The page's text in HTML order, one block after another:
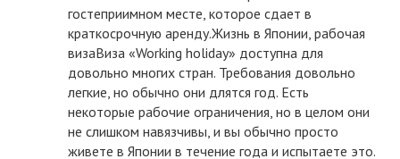
гостеприимном месте, которое сдает в
краткосрочную аренду.Жизнь в Японии, рабочая
визаВиза «Working holiday» доступна для
довольно многих стран. Требования довольно
легкие, но обычно они длятся год. Есть
некоторые рабочие ограничения, но в целом они
не слишком навязчивы, и вы обычно просто
живете в Японии в течение года и испытаете это.